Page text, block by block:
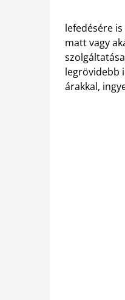
lefedésére
matt vagy
legrövidebb
árakkal,